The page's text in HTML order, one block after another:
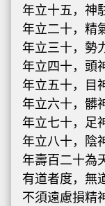
年立十五，神
年立二十，精
年立三十，勢
年立四十，頭
年立五十，目
年立六十，髒
年立七十，足
年立八十，陰
年壽百二十為
有道者度，無
不須遠慮損精